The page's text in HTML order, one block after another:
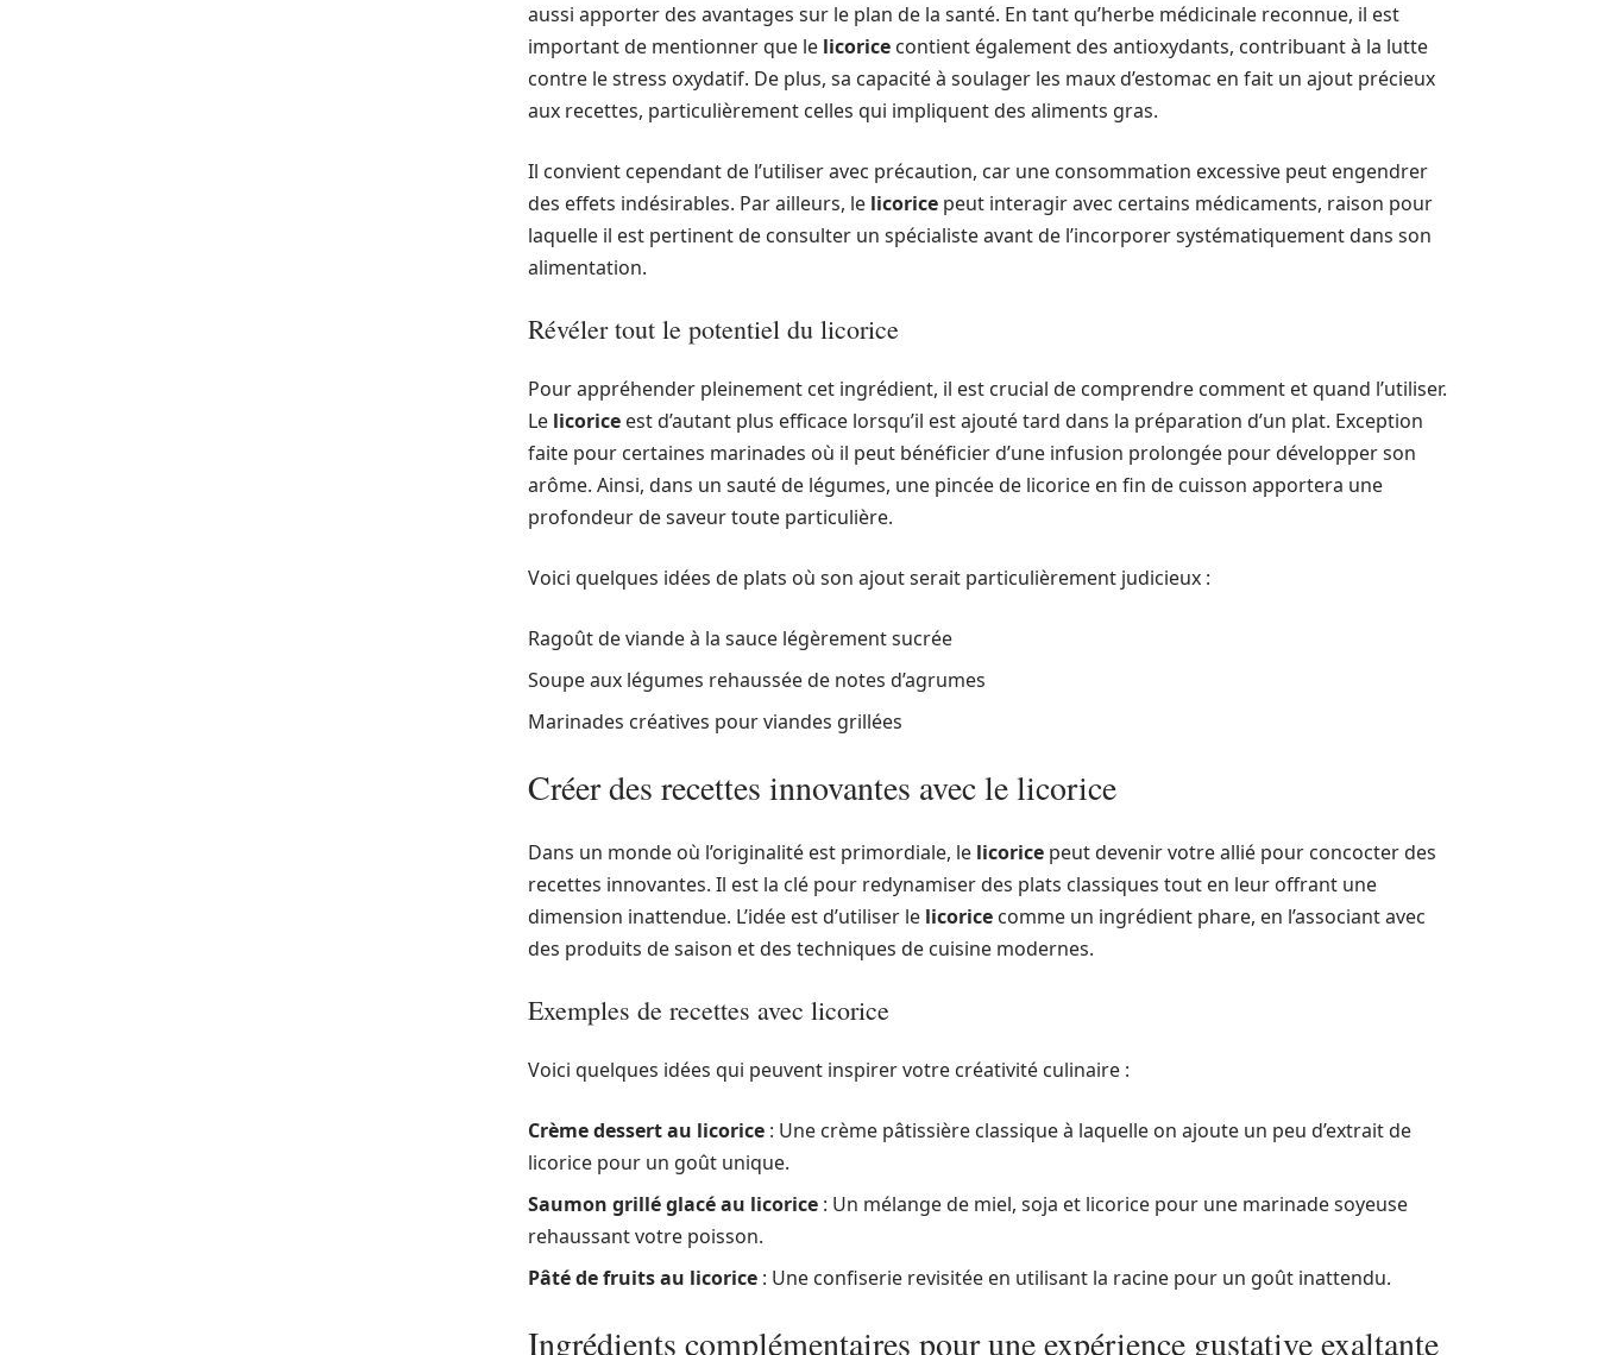
aussi apporter des avantages sur le plan de la santé. En tant qu’herbe médicinale reconnue, il est
important de mentionner que le licorice contient également des antioxydants, contribuant à la lutte
contre le stress oxydatif. De plus, sa capacité à soulager les maux d’estomac en fait un ajout précieux
aux recettes, particulièrement celles qui impliquent des aliments gras.
Il convient cependant de l’utiliser avec précaution, car une consommation excessive peut engendrer
des effets indésirables. Par ailleurs, le licorice peut interagir avec certains médicaments, raison pour
laquelle il est pertinent de consulter un spécialiste avant de l’incorporer systématiquement dans son
alimentation.
Révéler tout le potentiel du licorice
Pour appréhender pleinement cet ingrédient, il est crucial de comprendre comment et quand l’utiliser.
Le licorice est d’autant plus efficace lorsqu’il est ajouté tard dans la préparation d’un plat. Exception
faite pour certaines marinades où il peut bénéficier d’une infusion prolongée pour développer son
arôme. Ainsi, dans un sauté de légumes, une pincée de licorice en fin de cuisson apportera une
profondeur de saveur toute particulière.
Voici quelques idées de plats où son ajout serait particulièrement judicieux :
Ragoût de viande à la sauce légèrement sucrée
Soupe aux légumes rehaussée de notes d’agrumes
Marinades créatives pour viandes grillées
Créer des recettes innovantes avec le licorice
Dans un monde où l’originalité est primordiale, le licorice peut devenir votre allié pour concocter des
recettes innovantes. Il est la clé pour redynamiser des plats classiques tout en leur offrant une
dimension inattendue. L’idée est d’utiliser le licorice comme un ingrédient phare, en l’associant avec
des produits de saison et des techniques de cuisine modernes.
Exemples de recettes avec licorice
Voici quelques idées qui peuvent inspirer votre créativité culinaire :
Crème dessert au licorice : Une crème pâtissière classique à laquelle on ajoute un peu d’extrait de
licorice pour un goût unique.
Saumon grillé glacé au licorice : Un mélange de miel, soja et licorice pour une marinade soyeuse
rehaussant votre poisson.
Pâté de fruits au licorice : Une confiserie revisitée en utilisant la racine pour un goût inattendu.
Ingrédients complémentaires pour une expérience gustative exaltante